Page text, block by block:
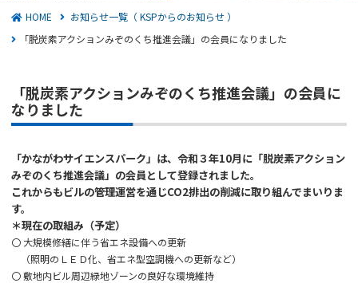
HOME
お知らせ一覧（ KSPからのお知らせ ）
「脱炭素アクションみぞのくち推進会議」の会員になりました
「脱炭素アクションみぞのくち推進会議」の会員に
なりました
「かながわサイエンスパーク」は、令和３年10月に「脱炭素アクション
みぞのくち推進会議」の会員として登録されました。
これからもビルの管理運営を通じCO2排出の削減に取り組んでまいりま
す。
＊現在の取組み（予定）
〇 大規模修繕に伴う省エネ設備への更新
（照明のＬＥＤ化、省エネ型空調機への更新など）
〇 敷地内ビル周辺緑地ゾーンの良好な環境維持